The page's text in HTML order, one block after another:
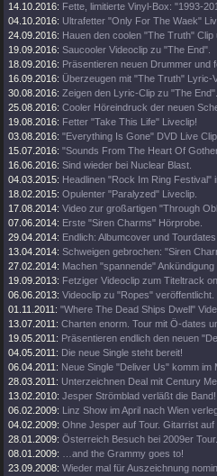
14.10.2016: Fette, limitierte Vinyl-Box: "1993-
04.10.2016: Ultrafetter "Only For The Waek"
24.09.2016: Hauen den coolen "The Truth" Clip
19.09.2016: Saucooler Videoclip zu "The End".
18.09.2016: Präsentieren neuen Drummer und
16.09.2016: Überzeugen mit "The Truth" Lyric-
30.08.2016: Zeigen den Lyric-Clip zu "The End".
25.08.2016: Cooler Höreindruck der neuen
19.08.2016: Fetter "Take This Life" Liveclip!
03.08.2016: "Everything Is Gone" DVD Live
15.07.2016: "Sounds From The Heart Of
16.06.2016: Sind wieder bei Nuclear Blast.
04.03.2015: Headlinen "Rock Im Ring Festival"
18.02.2015: Opulenter "Paralyzed" Liveclip.
17.08.2014: Video zur großartigen "Through
07.06.2014: Erste "Siren Charms" Hörprobe.
29.04.2014: Endlich: Albumcover und
13.04.2014: Schweigen gebrochen: "Siren
27.02.2014: Machen "spannende"
19.09.2013: Fetziger Videoclip zum Titeltrack
06.06.2013: Videoclip zu "Ropes" veröffentlicht.
01.11.2011: "Where The Dead Ships Dwell"
13.07.2011: Charten enorm. Tour mit Ö-dates
19.05.2011: Präsentieren endlich den neuen
04.05.2011: Die neue Single steht bereit!
06.04.2011: Neue Single "Deliver Us" komm im
28.03.2011: Unterzeichnen Deal mit Century
13.02.2010: Jesper Strömblad verläßt die Band!
06.02.2009: Linz Show im April nach Wien
04.02.2009: Ohne Jesper auf Tour. Gitarrist auf
28.01.2009: Österreich Besuch bei 2009er Tour.
08.01.2009:
…and the Grammy goes to!
23.09.2008: Wieder mal für Auszeichnung